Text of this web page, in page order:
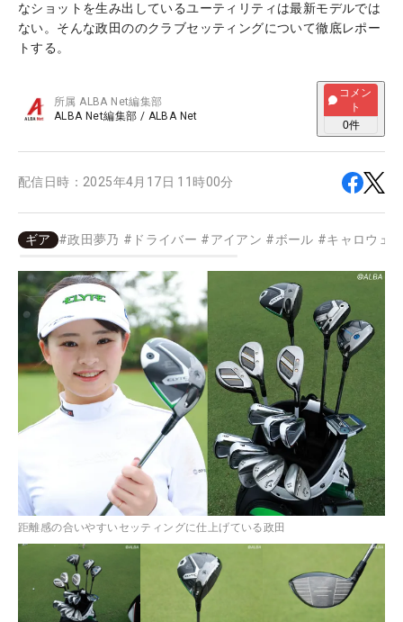
なショットを生み出しているユーティリティは最新モデルでは
ない。そんな政田ののクラブセッティングについて徹底レポー
トする。
所属ALBA Net編集部
ALBA Net編集部 / ALBA Net
コメン
ト
0件
配信日時： 2025年4月17日 11時00分
ギア #政田夢乃 # ドライバー #アイアン #ボール #キャロウェ
距離感の合いやすいセッティングに仕上げている政田